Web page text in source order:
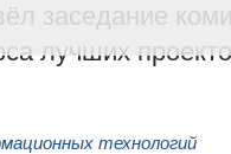
заседание
лучших
технологий